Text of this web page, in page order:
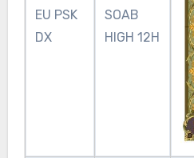
EU PSK
DX
SOAB
HIGH 12H